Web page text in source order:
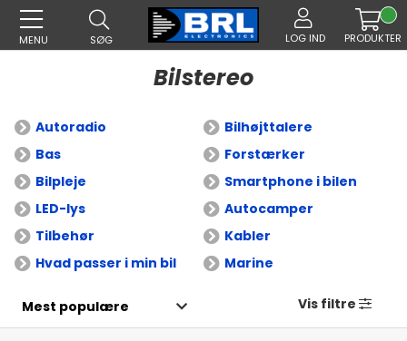
MENU SØG LOG IND PRODUKTER
Bilstereo
Autoradio
Bilhøjttalere
Bas
Forstærker
Bilpleje
Smartphone i bilen
LED-lys
Autocamper
Tilbehør
Kabler
Hvad passer i min bil
Marine
Vis filtre